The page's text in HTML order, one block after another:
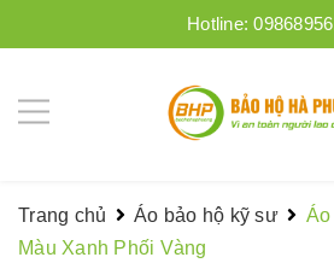
Hotline:
Trang chủ Áo bảo hộ kỹ sư
Màu Xanh Phối Vàng